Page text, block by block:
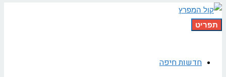
תפריט
חדשות חיפה